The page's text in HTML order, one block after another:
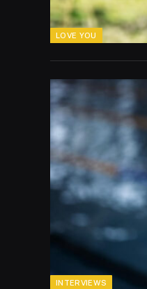
LOVE YOU
INTERVIEWS